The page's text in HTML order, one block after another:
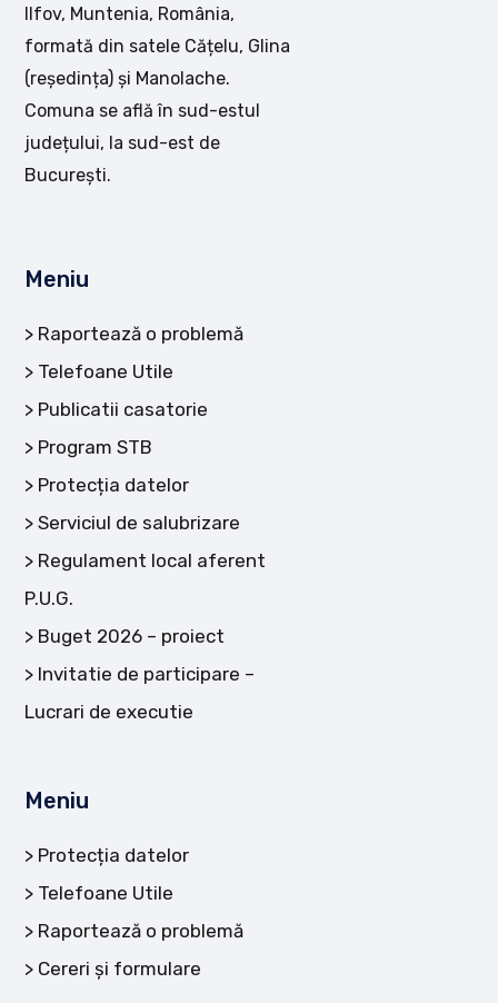
Ilfov, Muntenia, România,
formată din satele Cățelu, Glina
(reședința) și Manolache.
Comuna se află în sud-estul
județului, la sud-est de
București.
Meniu
Raportează o problemă
Telefoane Utile
Publicatii casatorie
Program STB
Protecția datelor
Serviciul de salubrizare
Regulament local aferent
P.U.G.
Buget 2026 – proiect
Invitatie de participare –
Lucrari de executie
Meniu
Protecția datelor
Telefoane Utile
Raportează o problemă
Cereri și formulare